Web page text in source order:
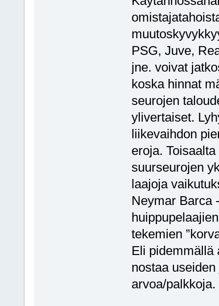
PSG, Juve,
jne. voivat
koska hinnat
seurojen
ylivertaiset.
liikevaihdon
eroja.
suurseurojen
laajoja
Neymar Barca
tekemien
Eli pidemmällä
nostaa
arvoa/palkkoja.